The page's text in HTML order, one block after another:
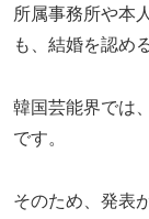
所属事務所や本
も、結婚を認め
韓国芸能界では
です。
そのため、発表